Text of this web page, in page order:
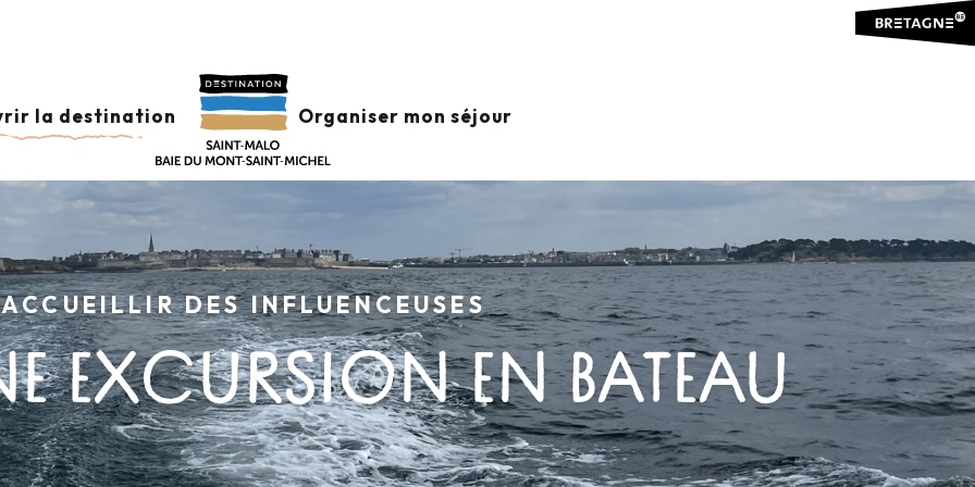
la destination Organiser mon séjour
ACCUEILLIR DES INFLUENCEUSES
EXCURSION EN BATEAU